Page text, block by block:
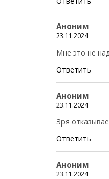
Аноним
23.11.2024
Мне это не
Ответить
Аноним
23.11.2024
Зря
Ответить
Аноним
23.11.2024